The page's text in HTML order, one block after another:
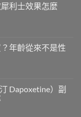
利士效果怎麼
年齡從來不是性
Dapoxetine）副